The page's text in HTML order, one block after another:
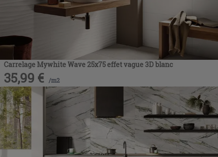
Carrelage Mywhite Wave 25x75 effet vague 3D blanc
35,99 € /m2